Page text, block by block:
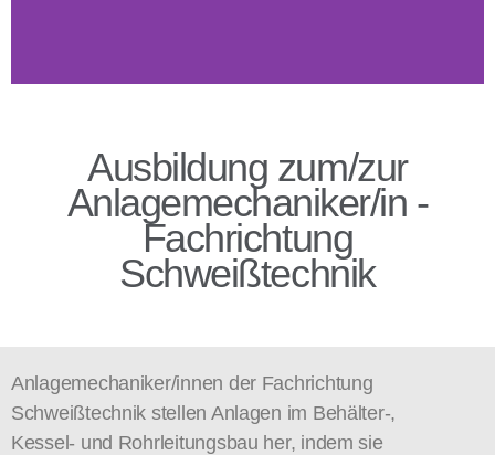
Ausbildung zum/zur
Anlagemechaniker/in -
Fachrichtung
Schweißtechnik
Anlagemechaniker/innen der Fachrichtung
Schweißtechnik stellen Anlagen im Behälter-,
Kessel- und Rohrleitungsbau her, indem sie